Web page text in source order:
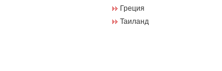
Греция
Таиланд